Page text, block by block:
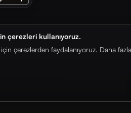
çerezleri kullanıyoruz.
çerezlerden faydalanıyoruz. Daha